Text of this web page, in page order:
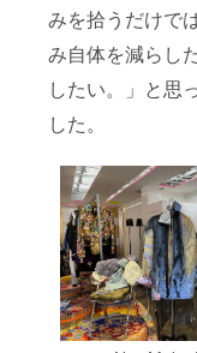
みを拾うだけで
み自体を減らし
したい。」と思
した。